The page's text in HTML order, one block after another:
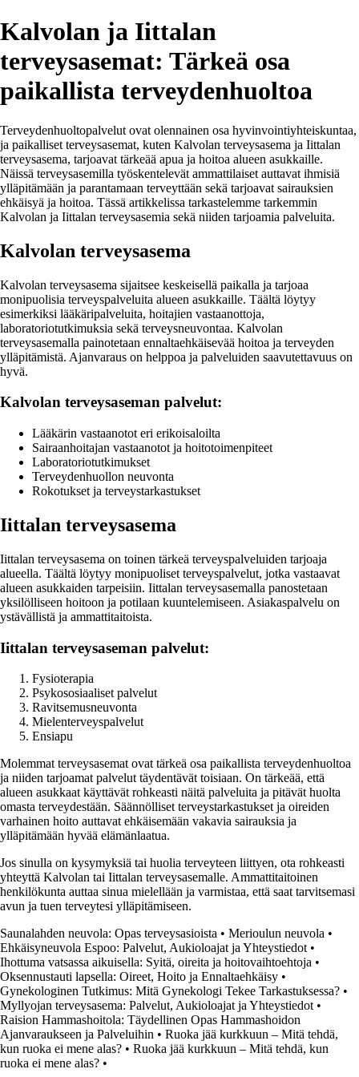
Kalvolan ja Iittalan
terveysasemat: Tärkeä osa
paikallista terveydenhuoltoa
Terveydenhuoltopalvelut ovat olennainen osa hyvinvointiyhteiskuntaa,
ja paikalliset terveysasemat, kuten Kalvolan terveysasema ja Iittalan
terveysasema, tarjoavat tärkeää apua ja hoitoa alueen asukkaille.
Näissä terveysasemilla työskentelevät ammattilaiset auttavat ihmisiä
ylläpitämään ja parantamaan terveyttään sekä tarjoavat sairauksien
ehkäisyä ja hoitoa. Tässä artikkelissa tarkastelemme tarkemmin
Kalvolan ja Iittalan terveysasemia sekä niiden tarjoamia palveluita.
Kalvolan terveysasema
Kalvolan terveysasema sijaitsee keskeisellä paikalla ja tarjoaa
monipuolisia terveyspalveluita alueen asukkaille. Täältä löytyy
esimerkiksi lääkäripalveluita, hoitajien vastaanottoja,
laboratoriotutkimuksia sekä terveysneuvontaa. Kalvolan
terveysasemalla painotetaan ennaltaehkäisevää hoitoa ja terveyden
ylläpitämistä. Ajanvaraus on helppoa ja palveluiden saavutettavuus on
hyvä.
Kalvolan terveysaseman palvelut:
Lääkärin vastaanotot eri erikoisaloilta
Sairaanhoitajan vastaanotot ja hoitotoimenpiteet
Laboratoriotutkimukset
Terveydenhuollon neuvonta
Rokotukset ja terveystarkastukset
Iittalan terveysasema
Iittalan terveysasema on toinen tärkeä terveyspalveluiden tarjoaja
alueella. Täältä löytyy monipuoliset terveyspalvelut, jotka vastaavat
alueen asukkaiden tarpeisiin. Iittalan terveysasemalla panostetaan
yksilölliseen hoitoon ja potilaan kuuntelemiseen. Asiakaspalvelu on
ystävällistä ja ammattitaitoista.
Iittalan terveysaseman palvelut:
Fysioterapia
Psykososiaaliset palvelut
Ravitsemusneuvonta
Mielenterveyspalvelut
Ensiapu
Molemmat terveysasemat ovat tärkeä osa paikallista terveydenhuoltoa
ja niiden tarjoamat palvelut täydentävät toisiaan. On tärkeää, että
alueen asukkaat käyttävät rohkeasti näitä palveluita ja pitävät huolta
omasta terveydestään. Säännölliset terveystarkastukset ja oireiden
varhainen hoito auttavat ehkäisemään vakavia sairauksia ja
ylläpitämään hyvää elämänlaatua.
Jos sinulla on kysymyksiä tai huolia terveyteen liittyen, ota rohkeasti
yhteyttä Kalvolan tai Iittalan terveysasemalle. Ammattitaitoinen
henkilökunta auttaa sinua mielellään ja varmistaa, että saat tarvitsemasi
avun ja tuen terveytesi ylläpitämiseen.
Saunalahden neuvola: Opas terveysasioista • Merioulun neuvola •
Ehkäisyneuvola Espoo: Palvelut, Aukioloajat ja Yhteystiedot •
Ihottuma vatsassa aikuisella: Syitä, oireita ja hoitovaihtoehtoja •
Oksennustauti lapsella: Oireet, Hoito ja Ennaltaehkäisy •
Gynekologinen Tutkimus: Mitä Gynekologi Tekee Tarkastuksessa? •
Myllyojan terveysasema: Palvelut, Aukioloajat ja Yhteystiedot •
Raision Hammashoitola: Täydellinen Opas Hammashoidon
Ajanvaraukseen ja Palveluihin • Ruoka jää kurkkuun – Mitä tehdä,
kun ruoka ei mene alas? • Ruoka jää kurkkuun – Mitä tehdä, kun
ruoka ei mene alas? •